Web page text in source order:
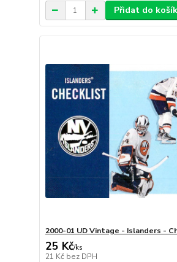
Přidat do
2000-01 UD Vintage - Islanders -
25 Kč/ks
21 Kč bez DPH